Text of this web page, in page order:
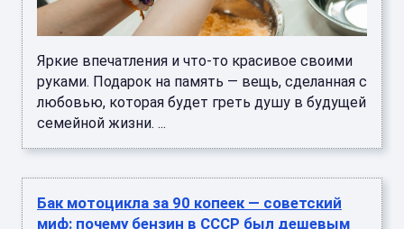
Яркие впечатления и что-то красивое своими
руками. Подарок на память — вещь, сделанная с
любовью, которая будет греть душу в будущей
семейной жизни. ...
Бак мотоцикла за 90 копеек — советский
миф: почему бензин в СССР был дешевым